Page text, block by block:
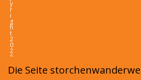
y
r
i
g
h
t
2
0
2
6
O
c
Die Seite